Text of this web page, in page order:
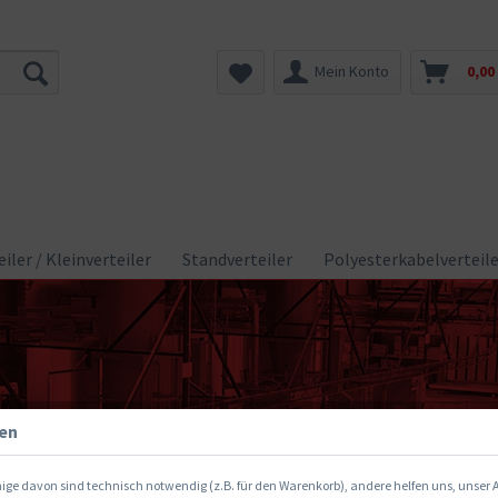
Mein Konto
/ Kleinverteiler Standverteiler
davon sind technisch notwendig (z.B. für den Warenkorb), andere helfen uns, unser